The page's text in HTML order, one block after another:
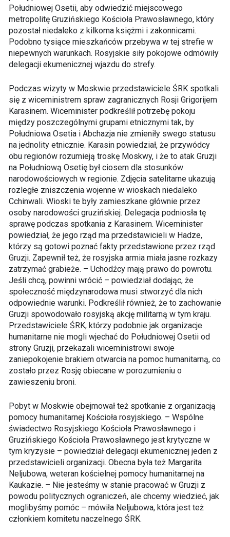
Południowej Osetii, aby odwiedzić miejscowego
metropolitę Gruzińskiego Kościoła Prawosławnego, który
pozostał niedaleko z kilkoma księżmi i zakonnicami.
Podobno tysiące mieszkańców przebywa w tej strefie w
niepewnych warunkach. Rosyjskie siły pokojowe odmówiły
delegacji ekumenicznej wjazdu do strefy.
Podczas wizyty w Moskwie przedstawiciele ŚRK spotkali
się z wiceministrem spraw zagranicznych Rosji Grigorijem
Karasinem. Wiceminister podkreślił potrzebę pokoju
między poszczególnymi grupami etnicznymi tak, by
Południowa Osetia i Abchazja nie zmieniły swego statusu
na jednolity etnicznie. Karasin powiedział, że przywódcy
obu regionów rozumieją troskę Moskwy, i że to atak Gruzji
na Południową Osetię był ciosem dla stosunków
narodowościowych w regionie. Zdjęcia satelitarne ukazują
rozległe zniszczenia wojenne w wioskach niedaleko
Cchinwali. Wioski te były zamieszkane głównie przez
osoby narodowości gruzińskiej. Delegacja podniosła tę
sprawę podczas spotkania z Karasinem. Wiceminister
powiedział, że jego rząd ma przedstawicieli w Hadze,
którzy są gotowi poznać fakty przedstawione przez rząd
Gruzji. Zapewnił też, że rosyjska armia miała jasne rozkazy
zatrzymać grabieże. – Uchodźcy mają prawo do powrotu.
Jeśli chcą, powinni wrócić – powiedział dodając, że
społeczność międzynarodowa musi stworzyć dla nich
odpowiednie warunki. Podkreślił również, że to zachowanie
Gruzji spowodowało rosyjską akcję militarną w tym kraju.
Przedstawiciele ŚRK, którzy podobnie jak organizacje
humanitarne nie mogli wjechać do Południowej Osetii od
strony Gruzji, przekazali wiceministrowi swoje
zaniepokojenie brakiem otwarcia na pomoc humanitarną, co
zostało przez Rosję obiecane w porozumieniu o
zawieszeniu broni.
Pobyt w Moskwie obejmował też spotkanie z organizacją
pomocy humanitarnej Kościoła rosyjskiego. – Wspólne
świadectwo Rosyjskiego Kościoła Prawosławnego i
Gruzińskiego Kościoła Prawosławnego jest krytyczne w
tym kryzysie – powiedział delegacji ekumenicznej jeden z
przedstawicieli organizacji. Obecna była też Margarita
Neljubowa, weteran kościelnej pomocy humanitarnej na
Kaukazie. – Nie jesteśmy w stanie pracować w Gruzji z
powodu politycznych ograniczeń, ale chcemy wiedzieć, jak
moglibyśmy pomóc – mówiła Neljubowa, która jest też
członkiem komitetu naczelnego ŚRK.